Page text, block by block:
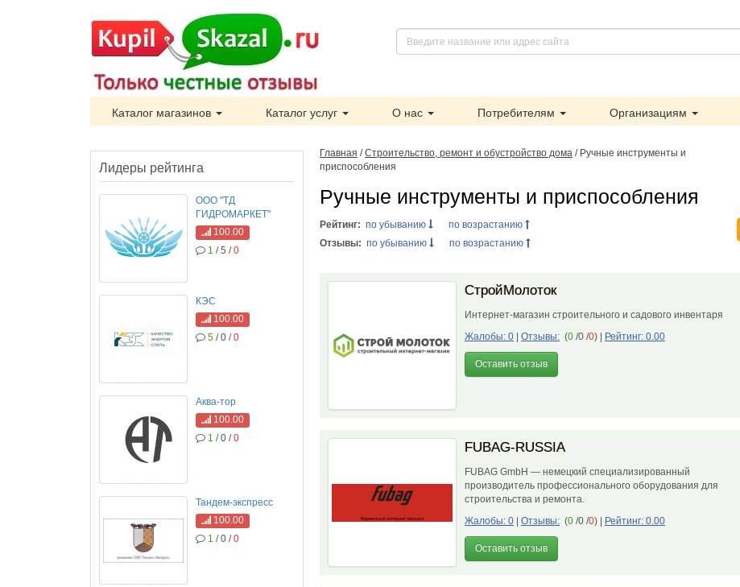
Каталог магазинов Каталог услуг О нас Потребителям Организациям
Главная /Строительство, ремонт и обустройство дома / Ручные инструменты и
приспособления
Ручные инструменты и приспособления
Рейтинг: по убыванию
по возрастанию
Отзывы: по убыванию по возрастанию
СтройМолоток
Интернет-магазин строительного и садового инвентаря
Жалобы: 0
Отзывы: (0 /0 /0) Рейтинг: 0.00
Оставить отзыв
FUBAG-RUSSIA
FUBAG GmbH — немецкий специализированный
производитель профессионального оборудования для
строительства и ремонта.
Жалобы: 0
Отзывы: (0 /0 /0) Рейтинг: 0.00
Оставить отзыв
Лидеры рейтинга
ООО "ТД
ГИДРОМАРКЕТ"
100.00
1 / 5 /0
КЭС
100.00
5 / 0 /0
Аква-тор
100.00
1 / 0 /0
Тандем-экспресс
100.00
1 / 0 /0